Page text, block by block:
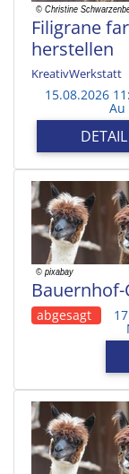
Filigrane
herstellen
KreativWerkstatt
15.08.2026
Au
DETAIL
abgesagt